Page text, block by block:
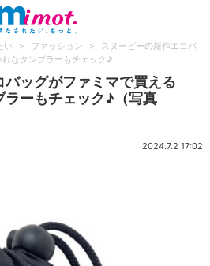
い > ファッション >
スヌーピーの新作エコバ
なタンブラーもチェック♪
ッグがファミマで買える
ラーもチェック♪（写真
2024.7.2 17:02